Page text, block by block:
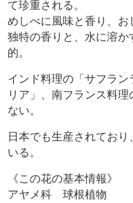
て珍重される。
めしべに風味と香り、お
独特の香りと、水に溶
的。
インド料理の「サフラ
リア」、南フランス料
ない。
日本でも生産されてお
いる。
《この花の基本情報》
アヤメ科 球根植物